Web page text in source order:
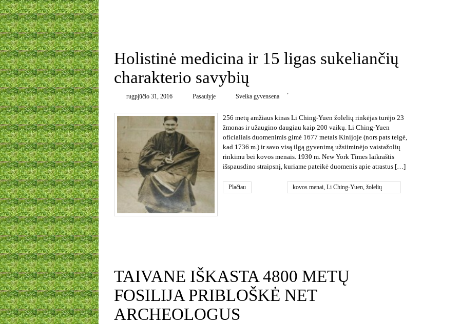
Holistinė medicina ir 15 ligas sukeliančių
charakterio savybių
rugpjūčio 31, 2016 Pasaulyje
,
Sveika gyvensena
256 metų amžiaus kinas Li Ching-Yuen žolelių rinkėjas turėjo 23
žmonas ir užaugino daugiau kaip 200 vaikų. Li Ching-Yuen
oficialiais duomenimis gimė 1677 metais Kinijoje (nors pats teigė,
kad 1736 m.) ir savo visą ilgą gyvenimą užsiiminėjo vaistažolių
rinkimu bei kovos menais. 1930 m. New York Times laikraštis
išspausdino straipsnį, kuriame pateikė duomenis apie atrastus […]
Plačiau kovos menai, Li Ching-Yuen, žolelių
TAIVANE IŠKASTA 4800 METŲ
FOSILIJA PRIBLOŠKĖ NET
ARCHEOLOGUS